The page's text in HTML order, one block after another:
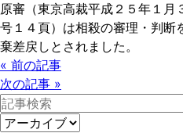
原審（東京高裁平成２５年１月
号１４頁）は相殺の審理・判断
棄差戻しとされました。
« 前の記事
次の記事 »